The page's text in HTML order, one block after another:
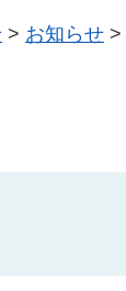
> お知らせ >